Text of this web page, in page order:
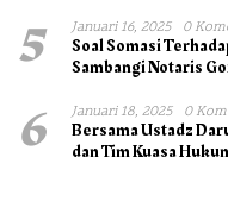
5 Januari 16, 2025 0
Soal Somasi
Sambangi Notaris
6 Januari 18, 2025 0
Bersama Ustadz
dan Tim Kuasa